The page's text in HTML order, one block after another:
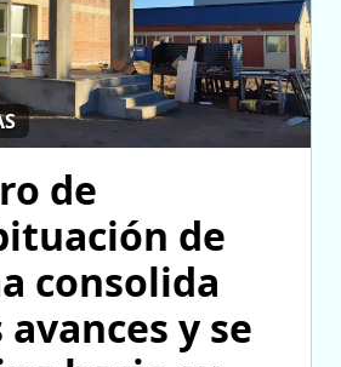
de
de
consolida
y se